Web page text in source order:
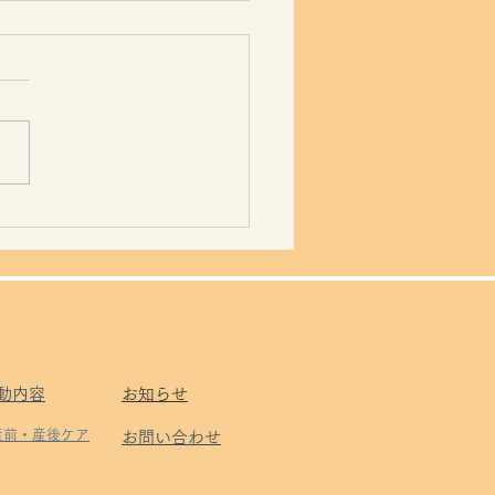
内容
前・産後ケア
お知らせ
お問い合わせ